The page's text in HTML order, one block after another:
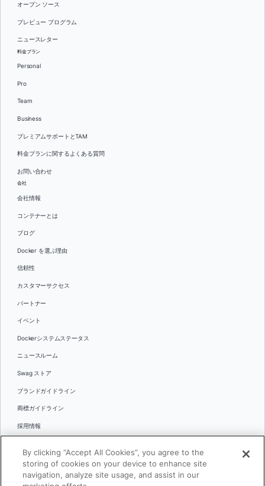
オープン ソース
プレビュー プログラム
ニュースレター
料金プラン
Personal
Pro
Team
Business
プレミアムサポートとTAM
料金プランに関するよくある質問
お問い合わせ
会社
会社情報
コンテナーとは
ブログ
Docker を選ぶ理由
信頼性
カスタマーサクセス
パートナー
イベント
Dockerシステムステータス
ニュースルーム
Swag ストア
ブランドガイドライン
商標ガイドライン
採用情報
言語By clicking “Accept All Cookies”, you agree to the
storing of cookies on your device to enhance site
navigation, analyze site usage, and assist in our